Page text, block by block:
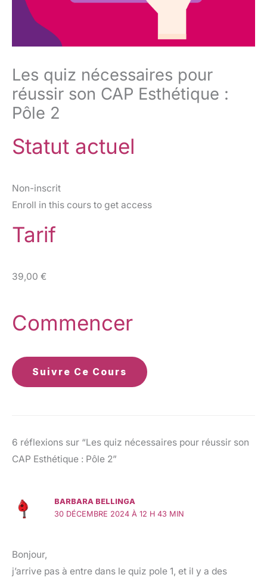
Les quiz nécessaires pour
réussir son CAP Esthétique :
Pôle 2
Statut actuel
Non-inscrit
Enroll in this cours to get access
Tarif
39,00 €
Commencer
Suivre Ce Cours
6 réflexions sur “Les quiz nécessaires pour réussir son
CAP Esthétique : Pôle 2”
BARBARA BELLINGA
30 DÉCEMBRE 2024 À 12 H 43 MIN
Bonjour,
j’arrive pas à entre dans le quiz pole 1, et il y a des